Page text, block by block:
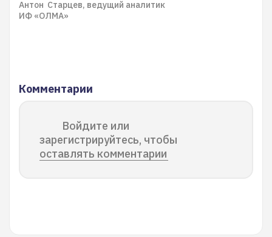
Антон Старцев, ведущий аналитик
ИФ «ОЛМА»
Комментарии
Войдите или
зарегистрируйтесь, чтобы
оставлять комментарии